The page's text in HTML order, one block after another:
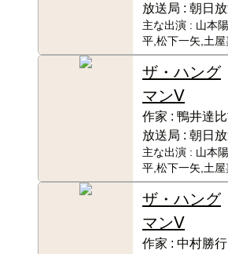
放送局 : 朝日
主な出演 : 山本
平,松下一矢,土
ザ・ハング
マンⅤ
作家 : 鴨井達
放送局 : 朝日
主な出演 : 山本
平,松下一矢,土
ザ・ハング
マンⅤ
作家 : 中村勝行